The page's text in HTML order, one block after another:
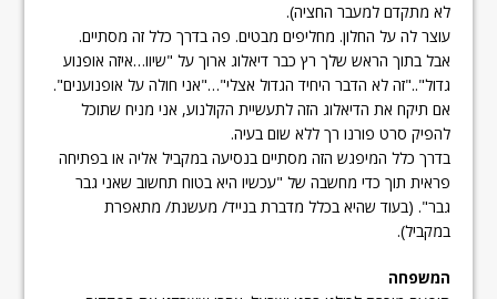
לא מתקדם למעבר החציה).
עוצר לה על החלון. מחליפים מבטים. פה בדרך כלל זה מסתיים.
אבל בתוך הראש שלך רץ כבר דיאלוג ארוך על "שיוו…איזה אופנוע
גדול".."זה לא הדבר היחיד הגדול אצלי"…"אני חולה על אופנוענים".
אם תיקח את הדיאלוג הזה לתעשיית הקולנוע, אני מניח שתוכל
להפיק סרט פורנו רך ללא שום בעיה.
בדרך כלל המיפגש הזה מסתיים בנסיעה במקביל אליה או בפתיחה
פראית תוך כדי מחשבה של "עכשיו היא בטוח תחשוב שאני גבר
גבר". (בעוד שהיא בכלל מדברת בנייד/ מעשנת/ מתאפרת
במקביל).
המשפחה